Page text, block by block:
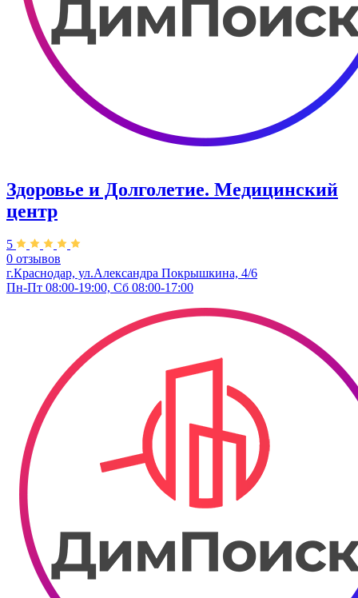
Здоровье и Долголетие. ​Медицинский
центр
5
0 отзывов
г.Краснодар, ул.Александра Покрышкина, 4/6
Пн-Пт 08:00-19:00, Сб 08:00-17:00